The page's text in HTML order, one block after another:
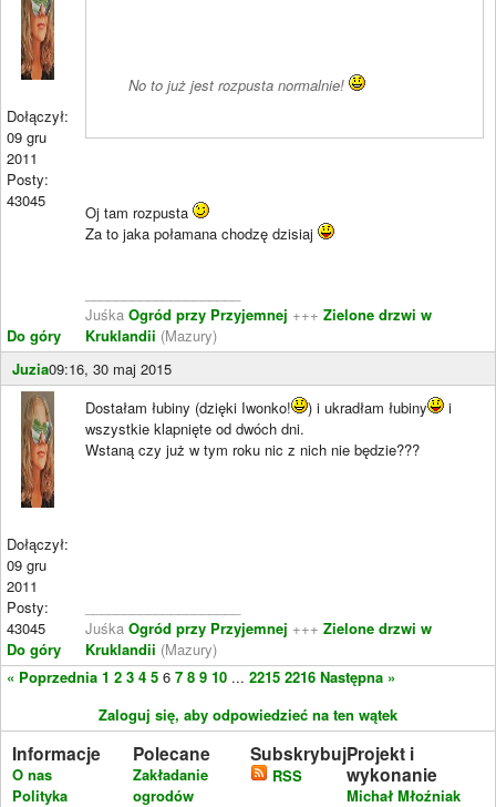
Dołączył:
09 gru
2011
Posty:
43045
Do góry
No to już jest rozpusta normalnie!
Oj tam rozpusta
Za to jaka połamana chodzę dzisiaj
Juśka Ogród przy Przyjemnej +++ Zielone drzwi w
Kruklandii (Mazury)
Juzia09:16, 30 maj 2015
Dołączył:
09 gru
2011
Posty:
43045
Do góry
Dostałam łubiny (dzięki Iwonko! ) i ukradłam łubiny
i
wszystkie klapnięte od dwóch dni.
Wstaną czy już w tym roku nic z nich nie będzie???
Juśka Ogród przy Przyjemnej +++ Zielone drzwi w
Kruklandii (Mazury)
« Poprzednia 1 2 3 4 5 6 7 8 9 10 ... 2215 2216 Następna »
Zaloguj się, aby odpowiedzieć na ten wątek
Informacje
O nas
Polityka
Polecane
Zakładanie
ogrodów
Subskrybuj
RSS
Projekt i
wykonanie
Michał Młoźniak